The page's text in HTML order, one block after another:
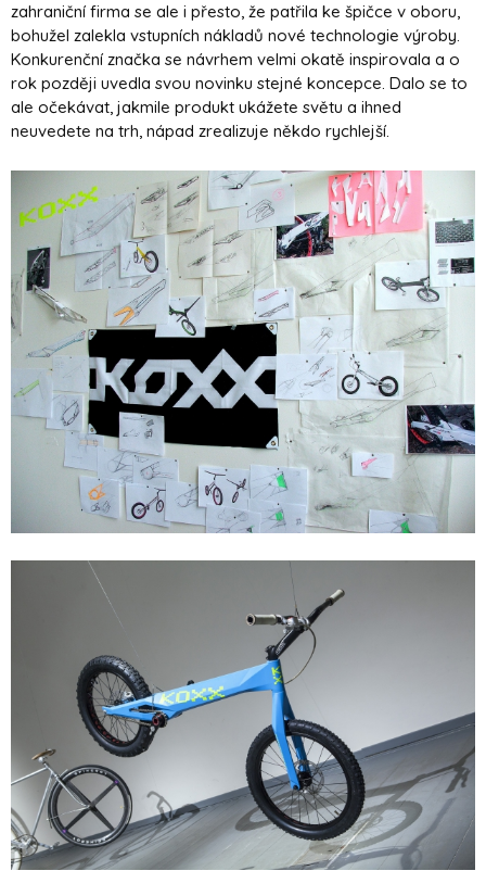
zahraniční firma se ale i přesto, že patřila ke špičce v oboru,
bohužel zalekla vstupních nákladů nové technologie výroby.
Konkurenční značka se návrhem velmi okatě inspirovala a o
rok později uvedla svou novinku stejné koncepce. Dalo se to
ale očekávat, jakmile produkt ukážete světu a ihned
neuvedete na trh, nápad zrealizuje někdo rychlejší.